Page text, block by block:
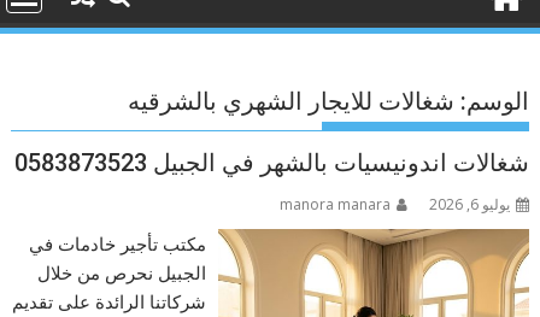
الوسم: شغالات للايجار الشهري بالشرقيه
شغالات اندونيسيات بالشهر في الجبيل 0583873523
يوليو 6, 2026 manora manara
مكتب تأجير خادمات في
الجبيل نحرص من خلال
شركاتنا الرائدة على تقديم